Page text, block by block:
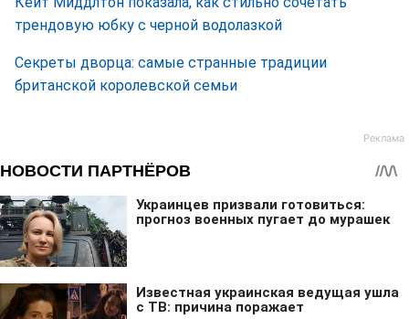
трендовую юбку с черной водолазкой
Секреты дворца: самые странные традиции
британской королевской семьи